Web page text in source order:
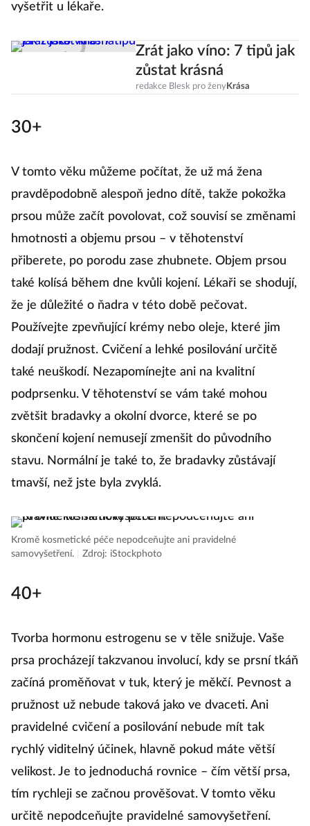
vyšetřit u lékaře.
Zrát jako víno: 7 tipů jak
zůstat krásná
redakce Blesk pro ženyKrása
30+
V tomto věku můžeme počítat, že už má žena
pravděpodobně alespoň jedno dítě, takže pokožka
prsou může začít povolovat, což souvisí se změnami
hmotnosti a objemu prsou – v těhotenství
přiberete, po porodu zase zhubnete. Objem prsou
také kolísá během dne kvůli kojení. Lékaři se shodují,
že je důležité o ňadra v této době pečovat.
Používejte zpevňující krémy nebo oleje, které jim
dodají pružnost. Cvičení a lehké posilování určitě
také neuškodí. Nezapomínejte ani na kvalitní
podprsenku. V těhotenství se vám také mohou
zvětšit bradavky a okolní dvorce, které se po
skončení kojení nemusejí zmenšit do původního
stavu. Normální je také to, že bradavky zůstávají
tmavší, než jste byla zvyklá.
Kromě kosmetické péče nepodceňujte ani pravidelné
samovyšetření.
Zdroj: iStockphoto
40+
Tvorba hormonu estrogenu se v těle snižuje. Vaše
prsa procházejí takzvanou involucí, kdy se prsní tkáň
začíná proměňovat v tuk, který je měkčí. Pevnost a
pružnost už nebude taková jako ve dvaceti. Ani
pravidelné cvičení a posilování nebude mít tak
rychlý viditelný účinek, hlavně pokud máte větší
velikost. Je to jednoduchá rovnice – čím větší prsa,
tím rychleji se začnou prověšovat. V tomto věku
určitě nepodceňujte pravidelné samovyšetření.